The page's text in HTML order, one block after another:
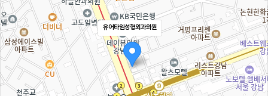
유어타임성형외과의원